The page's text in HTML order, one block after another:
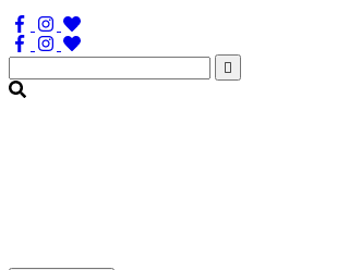
Søg
efter: